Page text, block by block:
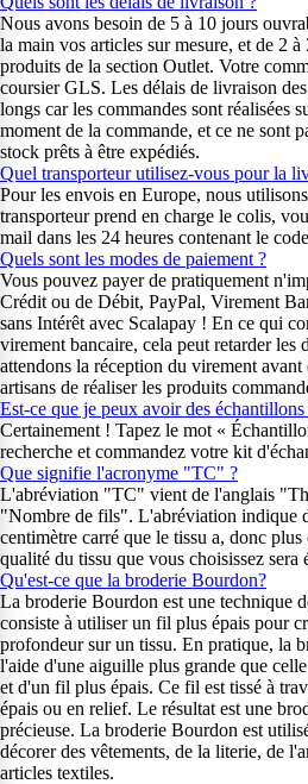
Nous avons besoin de 5 à 10 jours
la main vos articles sur mesure, et de 2
produits de la section Outlet. Votre
coursier GLS. Les délais de livraison
longs car les commandes sont réalisées
moment de la commande, et ce ne sont
stock prêts à être expédiés.
Quel transporteur utilisez-vous pour la
Pour les envois en Europe, nous
transporteur prend en charge le colis,
mail dans les 24 heures contenant le
Quels sont les modes de paiement ?
Vous pouvez payer de pratiquement
Crédit ou de Débit, PayPal, Virement
sans Intérêt avec Scalapay ! En ce qui
virement bancaire, cela peut retarder les
attendons la réception du virement
artisans de réaliser les produits
Est-ce que je peux avoir des échantillons
Certainement ! Tapez le mot «
recherche et commandez votre kit
Que signifie l'acronyme "TC" ?
L'abréviation "TC" vient de l'anglais
"Nombre de fils". L'abréviation indique
centimètre carré que le tissu a, donc
qualité du tissu que vous choisissez sera
Qu'est-ce que la broderie Bourdon?
La broderie Bourdon est une technique
consiste à utiliser un fil plus épais pour
profondeur sur un tissu. En pratique, la
l'aide d'une aiguille plus grande que
et d'un fil plus épais. Ce fil est tissé à
épais ou en relief. Le résultat est une
précieuse. La broderie Bourdon est
décorer des vêtements, de la literie, de
articles textiles.